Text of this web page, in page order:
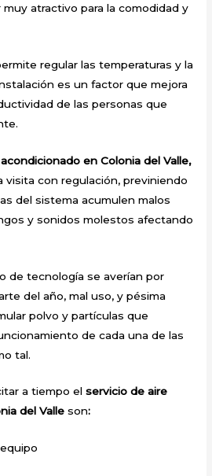
atractivo para la comodidad y
regular las temperaturas y la
es un factor que mejora
de las personas que
en Colonia del Valle,
visita con regulación, previniendo
del sistema acumulen malos
y sonidos molestos afectando
de tecnología se averían por
del año, mal uso, y pésima
polvo y partículas que
de cada una de las
tal.
a tiempo elservicio de aire
del Valleson: